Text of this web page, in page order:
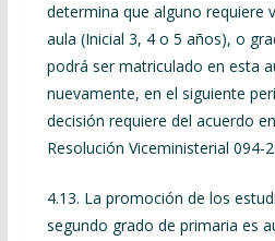
determina que alguno requiere
aula (Inicial 3, 4 o 5 años), o
podrá ser matriculado en esta
nuevamente, en el siguiente
decisión requiere del acuerdo
Resolución Viceministerial 094-
4.13. La promoción de los
segundo grado de primaria es